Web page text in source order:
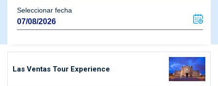
Seleccionar fecha
Las Ventas Tour Experience